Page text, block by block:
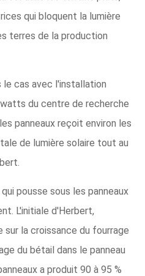
qui bloquent la lumière
terres de la production
le cas avec l'installation
du centre de recherche
panneaux reçoit environ les
de lumière solaire tout au
pousse sous les panneaux
L'initiale d'Herbert,
sur la croissance du fourrage
du bétail dans le panneau
a produit 90 à 95 %